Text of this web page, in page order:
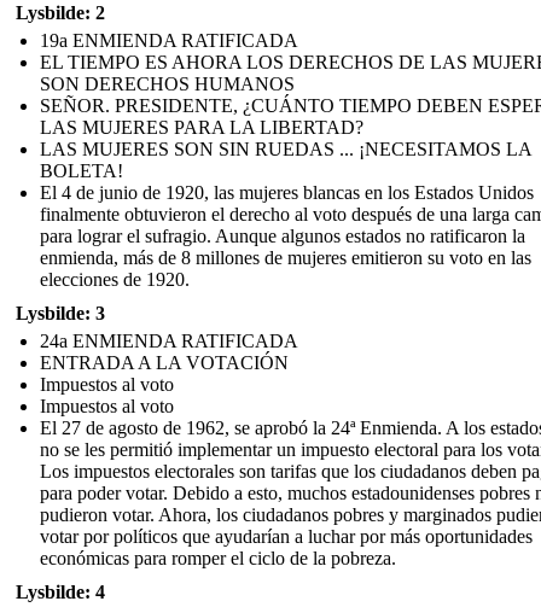
Lysbilde: 2
19a ENMIENDA RATIFICADA
EL TIEMPO ES AHORA LOS DERECHOS DE LAS
SON DERECHOS HUMANOS
SEÑOR. PRESIDENTE, ¿CUÁNTO TIEMPO DEBEN
LAS MUJERES PARA LA LIBERTAD?
LAS MUJERES SON SIN RUEDAS ... ¡NECESITAMOS LA
BOLETA!
El 4 de junio de 1920, las mujeres blancas en los Estados Unidos
finalmente obtuvieron el derecho al voto después de una larga
para lograr el sufragio. Aunque algunos estados no ratificaron la
enmienda, más de 8 millones de mujeres emitieron su voto en las
elecciones de 1920.
Lysbilde: 3
24a ENMIENDA RATIFICADA
ENTRADA A LA VOTACIÓN
Impuestos al voto
Impuestos al voto
El 27 de agosto de 1962, se aprobó la 24ª Enmienda. A los
no se les permitió implementar un impuesto electoral para los
Los impuestos electorales son tarifas que los ciudadanos deben
para poder votar. Debido a esto, muchos estadounidenses pobres
pudieron votar. Ahora, los ciudadanos pobres y marginados
votar por políticos que ayudarían a luchar por más oportunidades
económicas para romper el ciclo de la pobreza.
Lysbilde: 4